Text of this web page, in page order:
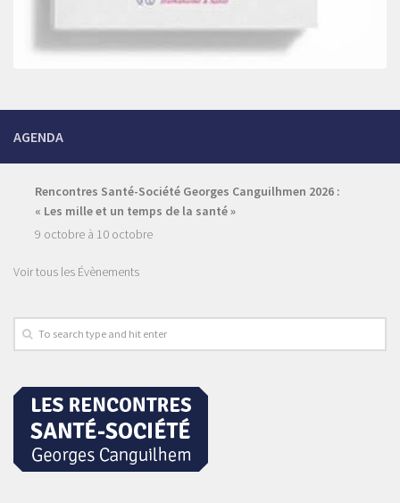
AGENDA
Rencontres Santé-Société Georges Canguilhmen 2026 :
« Les mille et un temps de la santé »
9 octobre à 10 octobre
Voir tous les Évènements